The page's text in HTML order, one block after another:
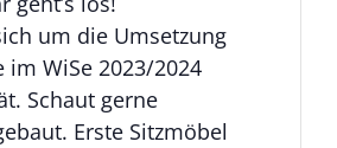
um die Umsetzung
WiSe 2023/2024
Schaut gerne
Erste Sitzmöbel